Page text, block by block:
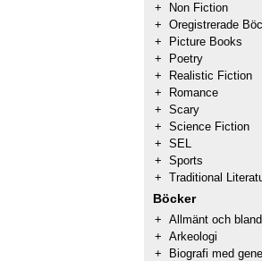
+
Non Fiction
+ Oregistrerade
+
Picture Books
+
Poetry
+
Realistic Fiction
+
Romance
+ Scary
+ Science Fiction
+ SEL
+ Sports
+ Traditional
Böcker
+ Allmänt och
+ Arkeologi
+
Biografi med